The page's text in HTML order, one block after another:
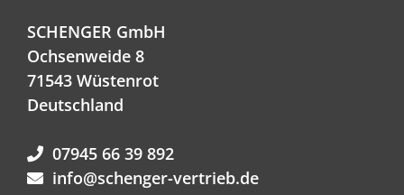
SCHENGER GmbH
Ochsenweide 8
71543 Wüstenrot
Deutschland
07945 66 39 892
info@schenger-vertrieb.de